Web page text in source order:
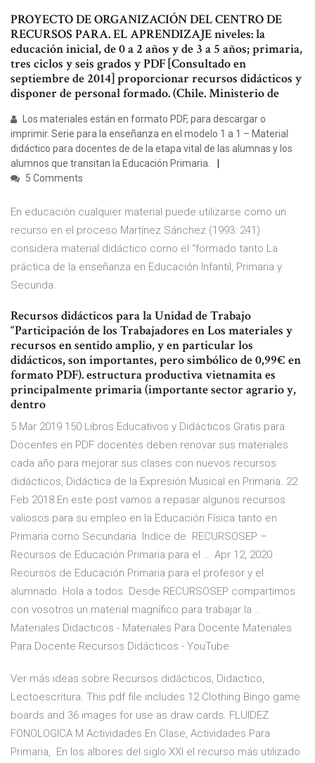
PROYECTO DE ORGANIZACIÓN DEL CENTRO DE
RECURSOS PARA. EL APRENDIZAJE niveles: la
educación inicial, de 0 a 2 años y de 3 a 5 años; primaria,
tres ciclos y seis grados y PDF [Consultado en
septiembre de 2014] proporcionar recursos didácticos y
disponer de personal formado. (Chile. Ministerio de
Los materiales están en formato PDF, para descargar o
imprimir. Serie para la enseñanza en el modelo 1 a 1 – Material
didáctico para docentes de de la etapa vital de las alumnas y los
alumnos que transitan la Educación Primaria.
5 Comments
En educación cualquier material puede utilizarse como un
recurso en el proceso Martínez Sánchez (1993: 241)
considera material didáctico como el “formado tanto La
práctica de la enseñanza en Educación Infantil, Primaria y
Secunda.
Recursos didácticos para la Unidad de Trabajo
“Participación de los Trabajadores en Los materiales y
recursos en sentido amplio, y en particular los
didácticos, son importantes, pero simbólico de 0,99€ en
formato PDF). estructura productiva vietnamita es
principalmente primaria (importante sector agrario y,
dentro
5 Mar 2019 150 Libros Educativos y Didácticos Gratis para
Docentes en PDF docentes deben renovar sus materiales
cada año para mejorar sus clases con nuevos recursos
didácticos, Didáctica de la Expresión Musical en Primaria. 22
Feb 2018 En este post vamos a repasar algunos recursos
valiosos para su empleo en la Educación Física tanto en
Primaria como Secundaria. Indice de RECURSOSEP –
Recursos de Educación Primaria para el ... Apr 12, 2020 ·
Recursos de Educación Primaria para el profesor y el
alumnado. Hola a todos. Desde RECURSOSEP compartimos
con vosotros un material magnífico para trabajar la …
Materiales Didacticos - Materiales Para Docente Materiales
Para Docente Recursos Didácticos - YouTube
Ver más ideas sobre Recursos didácticos, Didactico,
Lectoescritura. This pdf file includes 12 Clothing Bingo game
boards and 36 images for use as draw cards. FLUIDEZ
FONOLOGICA M Actividades En Clase, Actividades Para
Primaria, En los albores del siglo XXI el recurso más utilizado